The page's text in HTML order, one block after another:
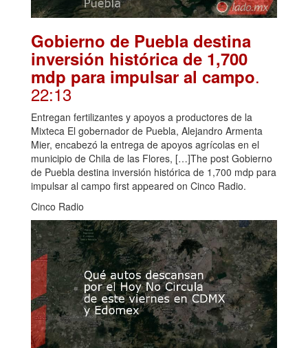
Gobierno de Puebla destina
inversión histórica de 1,700
mdp para impulsar al campo.
22:13
Entregan fertilizantes y apoyos a productores de la
Mixteca El gobernador de Puebla, Alejandro Armenta
Mier, encabezó la entrega de apoyos agrícolas en el
municipio de Chila de las Flores, […]The post Gobierno
de Puebla destina inversión histórica de 1,700 mdp para
impulsar al campo first appeared on Cinco Radio.
Cinco Radio